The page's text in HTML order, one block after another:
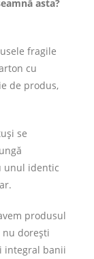
asta?
fragile
cu
de produs,
se
unul identic
produsul
nu dorești
integral banii